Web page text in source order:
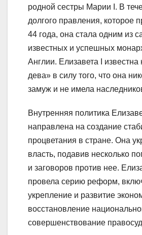
родной сестры Марии I. В
долгого правления, которое
44 года, она стала одним из
известных и успешных
Англии. Елизавета I известна
дева» в силу того, что она
замуж и не имела
Внутренняя политика
направлена на создание
процветания в стране. Она
власть, подавив несколько
и заговоров против нее.
провела серию реформ,
укрепление и развитие
восстановление
совершенствование